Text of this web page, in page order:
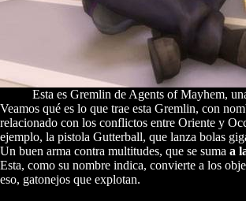
Esta es Gremlin de Agents of Mayhem,
Veamos qué es lo que trae esta Gremlin, con
relacionado con los conflictos entre Oriente y
ejemplo, la pistola Gutterball, que lanza bolas
Un buen arma contra multitudes, que se suma a
Esta, como su nombre indica, convierte a los
eso, gatonejos que explotan.